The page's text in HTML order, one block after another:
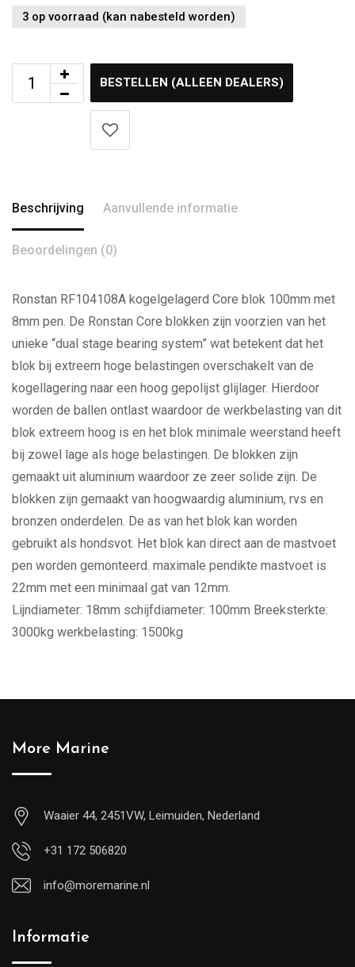
3 op voorraad (kan nabesteld worden)
BESTELLEN (ALLEEN DEALERS)
Beschrijving Aanvullende informatie
Beoordelingen (0)
Ronstan RF104108A kogelgelagerd Core blok 100mm met
8mm pen. De Ronstan Core blokken zijn voorzien van het
unieke “dual stage bearing system” wat betekent dat het
blok bij extreem hoge belastingen overschakelt van de
kogellagering naar een hoog gepolijst glijlager. Hierdoor
worden de ballen ontlast waardoor de werkbelasting van dit
blok extreem hoog is en het blok minimale weerstand heeft
bij zowel lage als hoge belastingen. De blokken zijn
gemaakt uit aluminium waardoor ze zeer solide zijn. De
blokken zijn gemaakt van hoogwaardig aluminium, rvs en
bronzen onderdelen. De as van het blok kan worden
gebruikt als hondsvot. Het blok kan direct aan de mastvoet
pen worden gemonteerd. maximale pendikte mastvoet is
22mm met een minimaal gat van 12mm.
Lijndiameter: 18mm schijfdiameter: 100mm Breeksterkte:
3000kg werkbelasting: 1500kg
More Marine
Waaier 44, 2451VW, Leimuiden, Nederland
+31 172 506820
info@moremarine.nl
Informatie